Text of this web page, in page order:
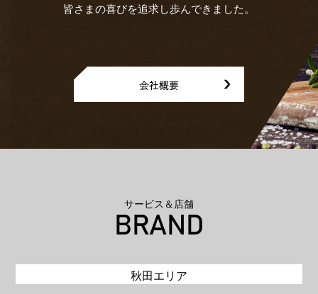
皆さまの喜びを追求し歩んできました。
サービス＆店舗
BRAND
秋田エリア